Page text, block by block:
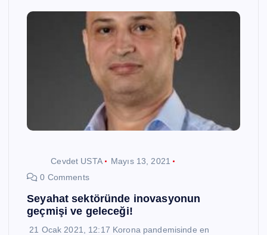
Cevdet USTA
Mayıs 13, 2021
0 Comments
Seyahat sektöründe inovasyonun
geçmişi ve geleceği!
21 Ocak 2021, 12:17 Korona pandemisinde en